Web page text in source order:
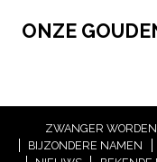
ONZE
ZWANGER WORDEN
BIJZONDERE NAMEN